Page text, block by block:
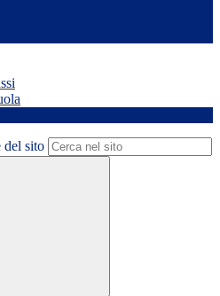
del sito